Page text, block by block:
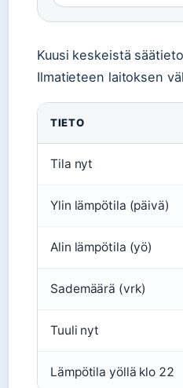
Kuusi keskeistä
Ilmatieteen laitoksen
TIETO
Tila nyt
Ylin lämpötila (päivä)
Alin lämpötila (yö)
Sademäärä (vrk)
Tuuli nyt
Lämpötila yöllä klo 22